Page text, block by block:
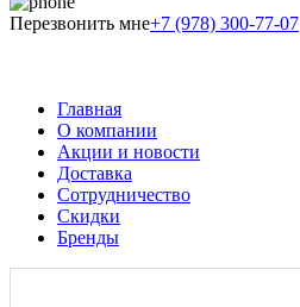
Перезвонить мне+7 (978) 300-77-07
Главная
О компании
Акции и новости
Доставка
Сотрудничество
Скидки
Бренды